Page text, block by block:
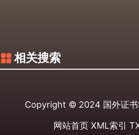
相关搜索
Copyright © 2024 国外证
网站首页 XML索引